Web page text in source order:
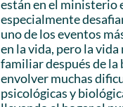
están en el ministerio
especialmente
uno de los eventos
en la vida, pero la
familiar después de la
envolver muchas
psicológicas y